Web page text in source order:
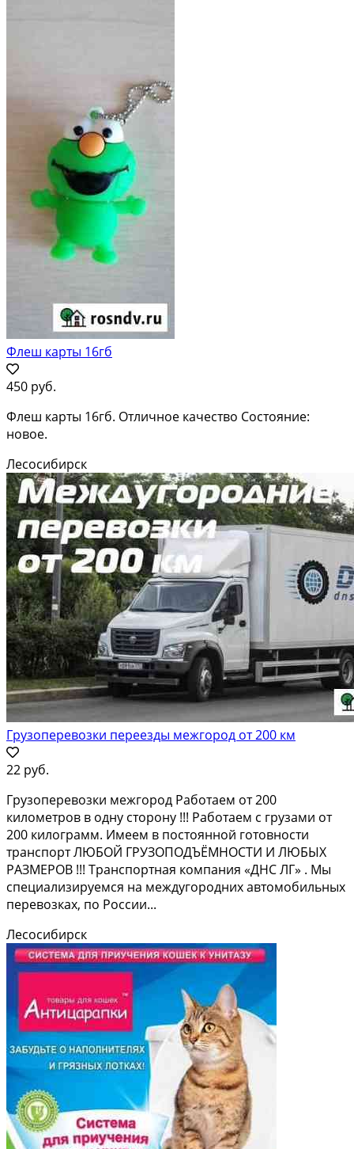
Флеш карты 16гб
450 руб.
Флеш карты 16гб. Отличное качество Состояние:
новое.
Лесосибирск
Грузоперевозки переезды межгород от 200 км
22 руб.
Грузоперевозки межгород Работаем от 200
километров в одну сторону !!! Работаем с грузами от
200 килограмм. Имеем в постоянной готовности
транспорт ЛЮБОЙ ГРУЗОПОДЪЁМНОСТИ И ЛЮБЫХ
РАЗМЕРОВ !!! Транспортная компания «ДНС ЛГ» . Мы
специализируемся на междугородних автомобильных
перевозках, по России...
Лесосибирск